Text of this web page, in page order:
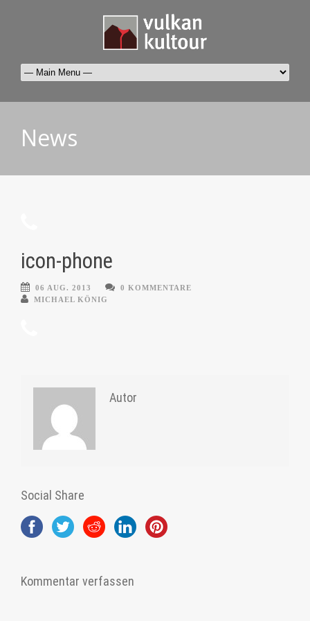
News
icon-phone
06 AUG. 2013
0 KOMMENTARE
MICHAEL KÖNIG
Autor
Social Share
Kommentar verfassen